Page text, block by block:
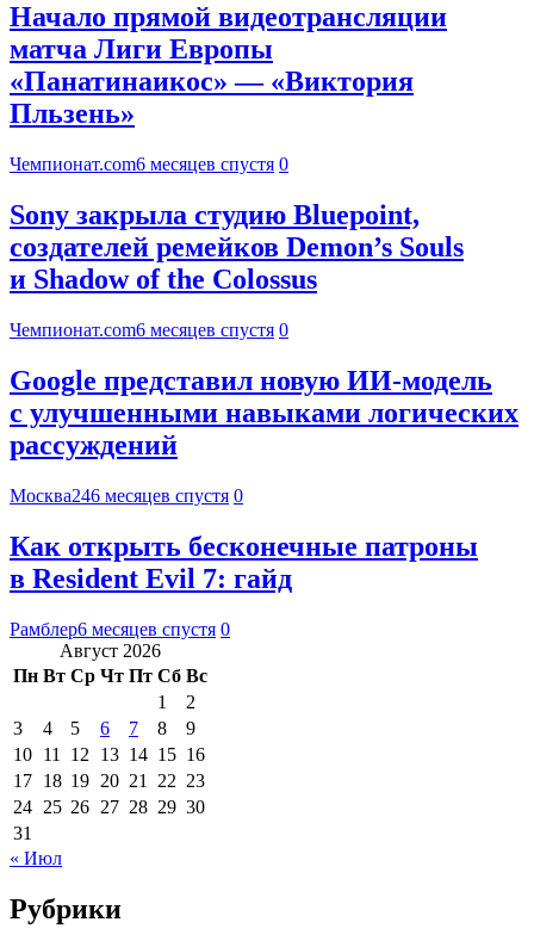
Начало прямой видеотрансляции
матча Лиги Европы
«Панатинаикос» — «Виктория
Пльзень»
Чемпионат.com6 месяцев спустя 0
Sony закрыла студию Bluepoint,
создателей ремейков Demon’s Souls
и Shadow of the Colossus
Чемпионат.com6 месяцев спустя 0
Google представил новую ИИ-модель
с улучшенными навыками логических
рассуждений
Москва246 месяцев спустя 0
Как открыть бесконечные патроны
в Resident Evil 7: гайд
Рамблер6 месяцев спустя 0
Август 2026
Пн Вт Ср Чт Пт Сб Вс
1
2
3
4 5 6 7 8
9
10 11 12 13 14 15 16
17 18 19 20 21 22 23
24 25 26 27 28 29 30
31
« Июл
Рубрики